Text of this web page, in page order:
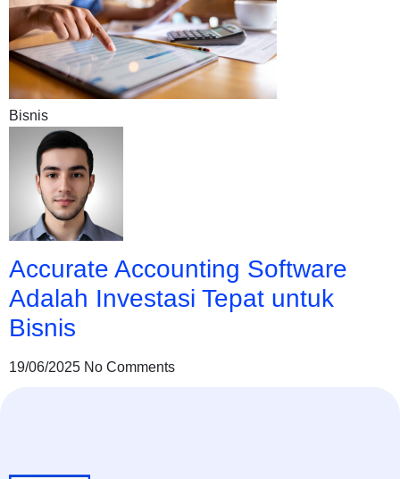
Bisnis
Accurate Accounting Software
Adalah Investasi Tepat untuk
Bisnis
19/06/2025 No Comments